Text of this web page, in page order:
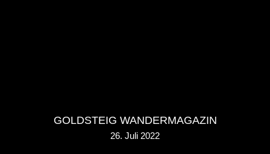
GOLDSTEIG WANDERMAGAZIN
26. Juli 2022